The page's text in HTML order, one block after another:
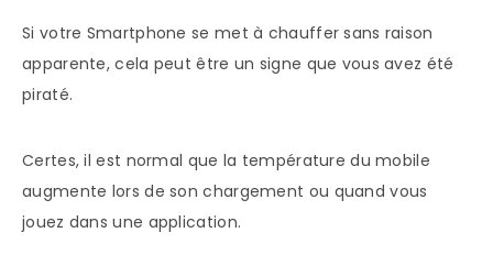
Si votre Smartphone se met à chauffer sans raison
apparente, cela peut être un signe que vous avez été
piraté.
Certes, il est normal que la température du mobile
augmente lors de son chargement ou quand vous
jouez dans une application.